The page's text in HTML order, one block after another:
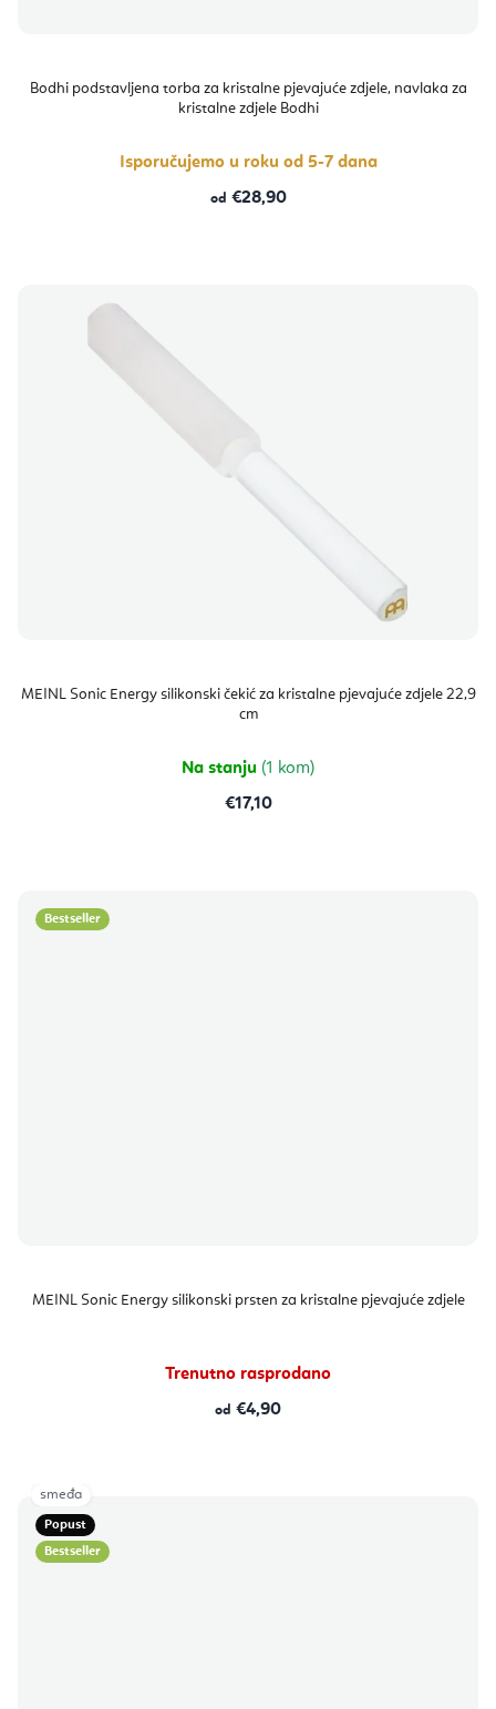
Bodhi podstavljena torba za kristalne pjevajuće zdjele, navlaka za
kristalne zdjele Bodhi
Isporučujemo u roku od 5-7 dana
od €28,90
MEINL Sonic Energy silikonski čekić za kristalne pjevajuće zdjele 22,9
cm
Na stanju (1 kom)
€17,10
Bestseller
MEINL Sonic Energy silikonski prsten za kristalne pjevajuće zdjele
Trenutno rasprodano
od €4,90
Popust
Bestseller
smeđa